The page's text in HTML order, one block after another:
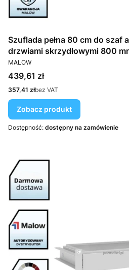
Szuflada pełna 80 cm do szaf
drzwiami skrzydłowymi 800
PRODUCENT
MALOW
Cena
439,61 zł
Cena
357,41 złbez VAT
Zobacz produkt
Dostępność: dostępny na zamówienie